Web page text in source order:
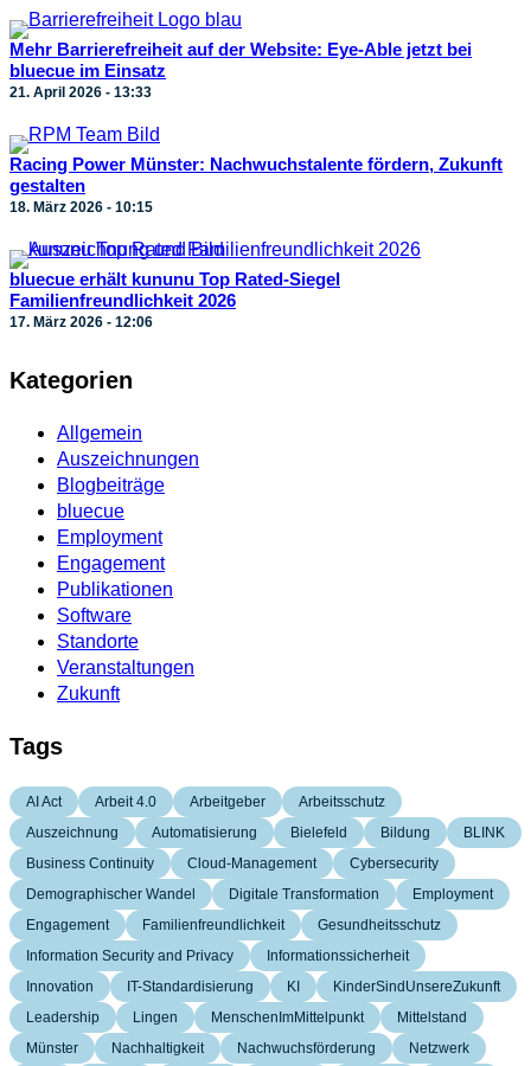
Mehr Barrierefreiheit auf der Website: Eye-Able jetzt bei
bluecue im Einsatz
21. April 2026 - 13:33
Racing Power Münster: Nachwuchstalente fördern, Zukunft
gestalten
18. März 2026 - 10:15
bluecue erhält kununu Top Rated-Siegel
Familienfreundlichkeit 2026
17. März 2026 - 12:06
Kategorien
Allgemein
Auszeichnungen
Blogbeiträge
bluecue
Employment
Engagement
Publikationen
Software
Standorte
Veranstaltungen
Zukunft
Tags
AI Act Arbeit 4.0 Arbeitgeber
Arbeitsschutz
Auszeichnung
Automatisierung Bielefeld Bildung
BLINK
Business Continuity
Cloud-Management
Cybersecurity
Demographischer Wandel
Digitale Transformation
Employment
Engagement
Familienfreundlichkeit
Gesundheitsschutz
Information Security and Privacy
Informationssicherheit
Innovation
IT-Standardisierung KI
KinderSindUnsereZukunft
Leadership
Lingen MenschenImMittelpunkt
Mittelstand
Münster
Nachhaltigkeit Nachwuchsförderung
Netzwerk